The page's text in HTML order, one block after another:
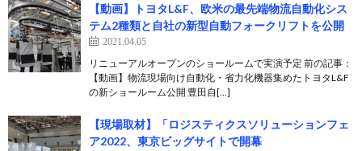
【動画】トヨタL&F、欧米の最先端物流自動化シス
テム2種類と自社の新型自動フォークリフトを公開
2021.04.05
リニューアルオープンのショールームで実演予定 前の記事：
【動画】物流現場向け自動化・省力化機器集めたトヨタL&F
の新ショールーム公開 豊田自[…]
【現場取材】「ロジスティクスソリューションフェ
ア2022、東京ビッグサイトで開幕